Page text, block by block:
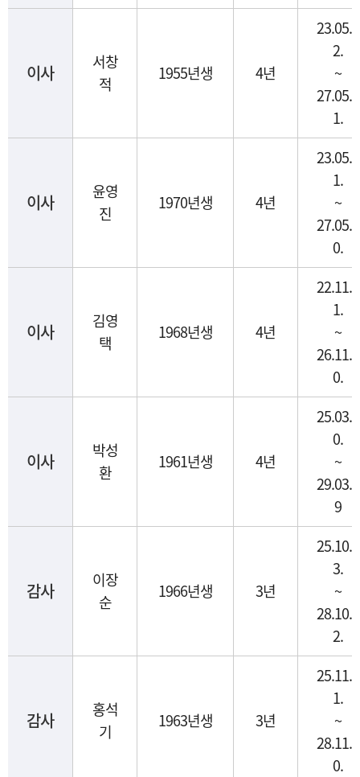
이사
서창
적
1955년생 4년
23.05.0
2.
~
27.05.0
1.
이사
윤영
진
1970년생 4년
23.05.1
1.
~
27.05.1
0.
이사
김영
택
1968년생 4년
22.11.2
1.
~
26.11.2
0.
이사
박성
환
1961년생 4년
25.03.2
0.
~
29.03.1
9
감사
이장
순
1966년생 3년
25.10.1
3.
~
28.10.1
2.
감사
홍석
기
1963년생 3년
25.11.1
1.
~
28.11.1
0.